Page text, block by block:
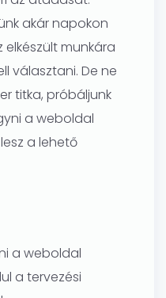
akár napokon
elkészült munkára
választani. De ne
titka, próbáljunk
a weboldal
a lehető
a weboldal
a tervezési